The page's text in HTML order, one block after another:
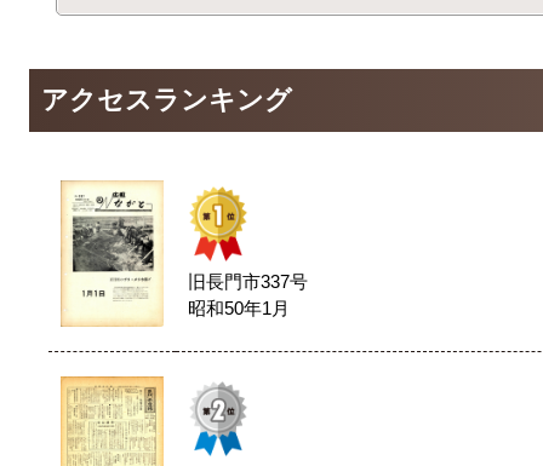
アクセスランキング
旧長門市337号
昭和50年1月